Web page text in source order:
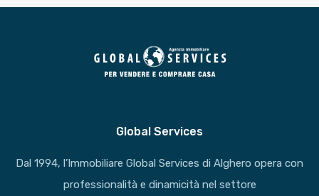
Global Services
Dal 1994, l’Immobiliare Global Services di Alghero opera con
professionalità e dinamicità nel settore